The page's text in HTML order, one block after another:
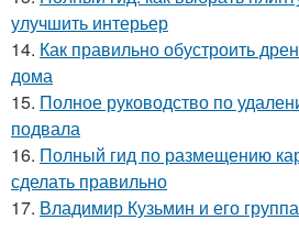
улучшить интерьер
14. Как правильно обустроить
дома
15. Полное руководство по
подвала
16. Полный гид по размещению
сделать правильно
17. Владимир Кузьмин и его